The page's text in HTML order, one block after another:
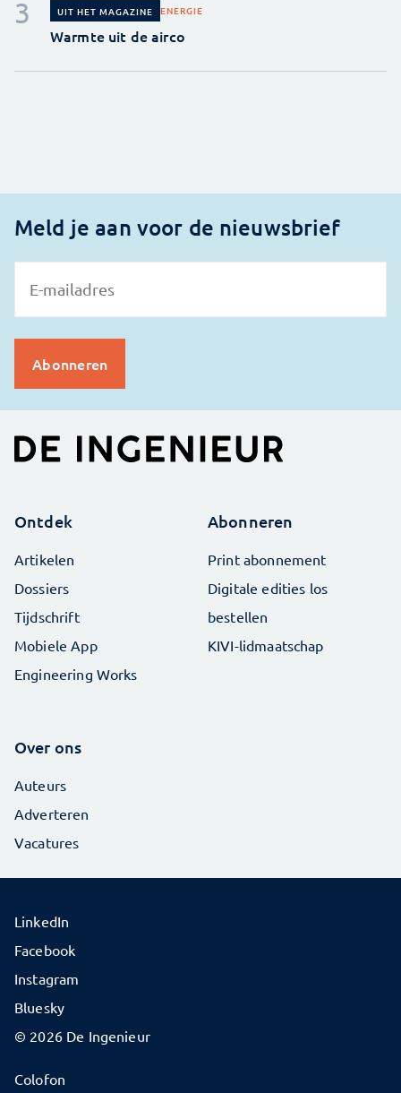
UIT HET MAGAZINE ENERGIE
Warmte uit de airco
Meld je aan voor de nieuwsbrief
Ontdek
Artikelen
Dossiers
Tijdschrift
Mobiele App
Engineering Works
Abonneren
Print abonnement
Digitale edities los
bestellen
KIVI-lidmaatschap
Over ons
Auteurs
Adverteren
Vacatures
© 2026 De Ingenieur
Colofon
LinkedIn
Facebook
Instagram
Bluesky